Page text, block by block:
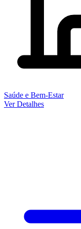
Saúde e Bem-Estar
Ver Detalhes